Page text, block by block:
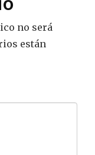
no será
están